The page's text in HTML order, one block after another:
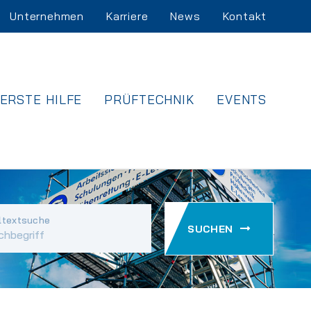
Unternehmen Karriere News Kontakt
ERSTE HILFE PRÜFTECHNIK EVENTS
SUCHEN